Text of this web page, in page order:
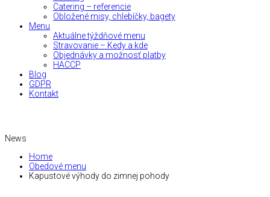
Catering – referencie
Obložené misy, chlebíčky, bagety
Menu
Aktuálne týždňové menu
Stravovanie – Kedy a kde
Objednávky a možnosť platby
HACCP
Blog
GDPR
Kontakt
News
Home
Obedové menu
Kapustové výhody do zimnej pohody